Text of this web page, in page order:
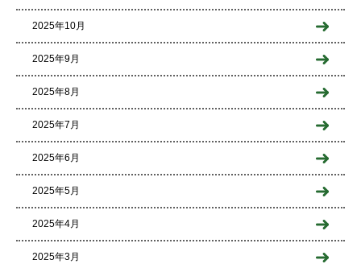
2025年10月
2025年9月
2025年8月
2025年7月
2025年6月
2025年5月
2025年4月
2025年3月